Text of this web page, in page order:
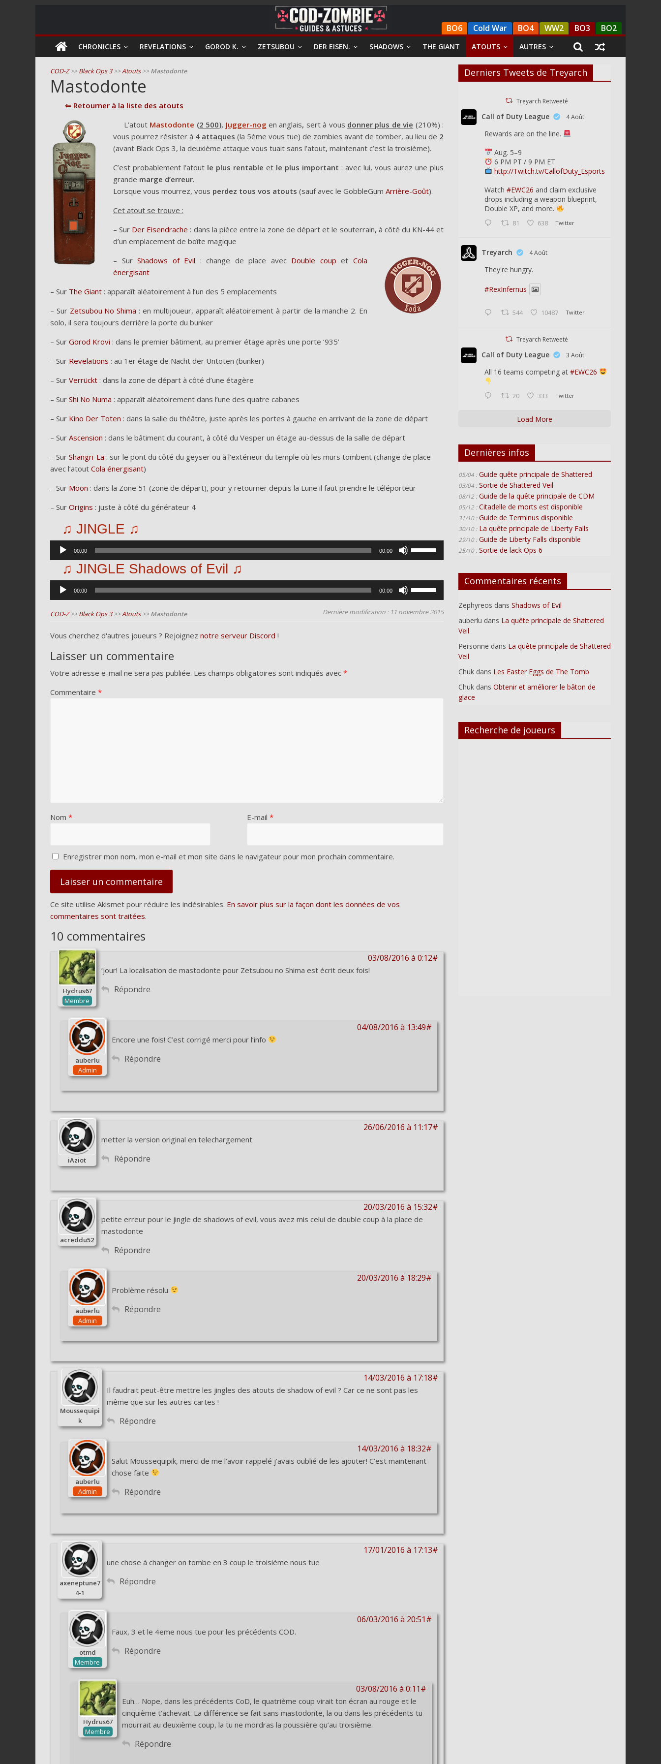
COD
Zombie
Guides
pour
mode
zombie
de
Call
of
Duty
BO6 Cold War BO4 WW2 BO3 BO2
CHRONICLES REVELATIONS GOROD K. ZETSUBOU DER EISEN. SHADOWS THE GIANT ATOUTS AUTRES
COD-Z>>Black Ops 3>>Atouts>>Mastodonte
Mastodonte
⇐ Retourner à la liste des atouts
L’atout Mastodonte (2 500), Jugger-nog en anglais, sert à vous donner plus de vie (210%) :
vous pourrez résister à 4 attaques (la 5ème vous tue) de zombies avant de tomber, au lieu de 2
(avant Black Ops 3, la deuxième attaque vous tuait sans l’atout, maintenant c’est la troisième).
C’est probablement l’atout le plus rentable et le plus important : avec lui, vous aurez une plus
grande marge d’erreur.
Lorsque vous mourrez, vous perdez tous vos atouts (sauf avec le GobbleGum Arrière-Goût).
Cet atout se trouve :
– Sur Der Eisendrache : dans la pièce entre la zone de départ et le souterrain, à côté du KN-44 et
d’un emplacement de boîte magique
– SurShadows of Evil : change de place avec Double coup etCola
énergisant
– Sur The Giant : apparaît aléatoirement à l’un des 5 emplacements
– Sur Zetsubou No Shima : en multijoueur, apparaît aléatoirement à partir de la manche 2. En
solo, il sera toujours derrière la porte du bunker
– Sur Gorod Krovi : dans le premier bâtiment, au premier étage après une porte ‘935’
– Sur Revelations : au 1er étage de Nacht der Untoten (bunker)
– Sur Verrückt : dans la zone de départ à côté d’une étagère
– Sur Shi No Numa : apparaît aléatoirement dans l’une des quatre cabanes
– Sur Kino Der Toten : dans la salle du théâtre, juste après les portes à gauche en arrivant de la zone de départ
– Sur Ascension : dans le bâtiment du courant, à côté du Vesper un étage au-dessus de la salle de départ
– Sur Shangri-La : sur le pont du côté du geyser ou à l’extérieur du temple où les murs tombent (change de place
avec l’atout Cola énergisant)
– Sur Moon : dans la Zone 51 (zone de départ), pour y retourner depuis la Lune il faut prendre le téléporteur
– Sur Origins : juste à côté du générateur 4
♫ JINGLE ♫
Lecteur
audio
00:00 00:00
les
haut/bas
augmenter
♫ JINGLE Shadows of Evil ♫
Lecteur
audio
00:00 00:00
les
flèches
Dernière modification : 11 novembre 2015
COD-Z>>Black Ops 3>>Atouts>>Mastodonte
Vous cherchez d'autres joueurs ? Rejoignez notre serveur Discord !
Laisser un commentaire
Votre adresse e-mail ne sera pas publiée. Les champs obligatoires sont indiqués avec *
Commentaire *
Nom * E-mail *
Enregistrer mon nom, mon e-mail et mon site dans le navigateur pour mon prochain commentaire.
Ce site utilise Akismet pour réduire les indésirables. En savoir plus sur la façon dont les données de vos
commentaires sont traitées.
10 commentaires
03/08/2016 à 0:12#
Hydrus67
Membre
‘jour! La localisation de mastodonte pour Zetsubou no Shima est écrit deux fois!
Répondre
04/08/2016 à 13:49#
auberlu
Admin
Encore une fois! C’est corrigé merci pour l’info
Répondre
26/06/2016 à 11:17#
iAziot
metter la version original en telechargement
Répondre
20/03/2016 à 15:32#
acreddu52
petite erreur pour le jingle de shadows of evil, vous avez mis celui de double coup à la place de
mastodonte
Répondre
20/03/2016 à 18:29#
auberlu
Admin
Problème résolu
Répondre
14/03/2016 à 17:18#
Moussequipi
k
Il faudrait peut-être mettre les jingles des atouts de shadow of evil ? Car ce ne sont pas les
même que sur les autres cartes !
Répondre
14/03/2016 à 18:32#
auberlu
Admin
Salut Moussequipik, merci de me l’avoir rappelé j’avais oublié de les ajouter! C’est maintenant
chose faite
Répondre
17/01/2016 à 17:13#
axeneptune7
4-1
une chose à changer on tombe en 3 coup le troisiéme nous tue
Répondre
06/03/2016 à 20:51#
otmd
Membre
Faux, 3 et le 4eme nous tue pour les précédents COD.
Répondre
03/08/2016 à 0:11#
Hydrus67
Membre
Euh… Nope, dans les précédents CoD, le quatrième coup virait ton écran au rouge et le
cinquième t’achevait. La différence se fait sans mastodonte, la ou dans les précédents tu
mourrait au deuxième coup, la tu ne mordras la poussière qu’au troisième.
Répondre
Derniers Tweets de Treyarch
Treyarch Retweeté
Call of Duty League 4 Août
Rewards are on the line.
Aug. 5–9
6 PM PT / 9 PM ET
http://Twitch.tv/CallofDuty_Esports
Watch #EWC26 and claim exclusive
drops including a weapon blueprint,
Double XP, and more.
81 638 Twitter
Treyarch 4 Août
They're hungry.
#RexInfernus
544 10487 Twitter
Treyarch Retweeté
Call of Duty League 3 Août
All 16 teams competing at #EWC26
20 333 Twitter
Load More
Dernières infos
05/04 : Guide quête principale de Shattered
03/04 : Sortie de Shattered Veil
08/12 : Guide de la quête principale de CDM
05/12 : Citadelle de morts est disponible
31/10 : Guide de Terminus disponible
30/10 : La quête principale de Liberty Falls
29/10 : Guide de Liberty Falls disponible
25/10 : Sortie de lack Ops 6
Commentaires récents
Zephyreos dans Shadows of Evil
auberlu dans La quête principale de Shattered
Veil
Personne dans La quête principale de Shattered
Veil
Chuk dans Les Easter Eggs de The Tomb
Chuk dans Obtenir et améliorer le bâton de
glace
Recherche de joueurs